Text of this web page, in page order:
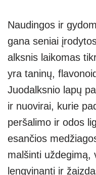
Naudingos ir
gana seniai
alksnis laikomas
yra taninų,
Juodalksnio lapų
ir nuovirai, kurie
peršalimo ir odos
esančios
malšinti uždegimą,
lengvinanti ir